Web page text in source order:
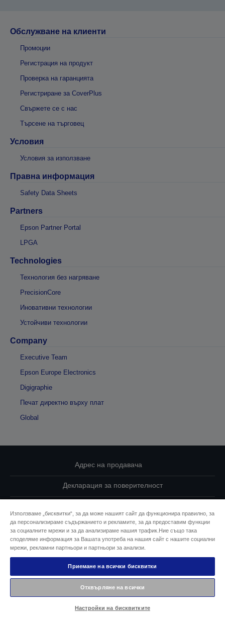
Обслужване на клиенти
Промоции
Регистрация на продукт
Проверка на гаранцията
Регистриране за CoverPlus
Свържете се с нас
Търсене на търговец
Условия
Условия за използване
Правна информация
Safety Data Sheets
Partners
Epson Partner Portal
LPGA
Technologies
Технология без нагряване
PrecisionCore
Иновативни технологии
Устойчиви технологии
Company
Executive Team
Epson Europe Electronics
Digigraphie
Печат директно върху плат
Global
Адрес на продавача
Декларация за поверителност
Свържете се с нас за Вашите данни
Информация за бисквитките
Ангажимент за достъпност на Epson
© 2026 Seiko Epson
Използваме „бисквитки“, за да може нашият сайт да функционира правилно, за
да персонализираме съдържанието и рекламите, за да предоставим функции
за социалните мрежи и за да анализираме нашия трафик.Ние също така
споделяме информация за Вашата употреба на нашия сайт с нашите социални
мрежи, рекламни партньори и партньори за анализи.
Приемане на всички бисквитки
Отхвърляне на всички
Настройки на бисквитките